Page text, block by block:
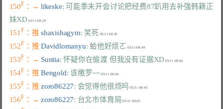
150F ：→ likeske: 可能季末开会讨论把经费87趴用去补强韩籍正
妹XD
05/11 08:29
151 F ：推 shaxishagym: 笑死
152F ：推 Davidlomanyu: 蛤他好烦ㄛ 05/11 08:49
153F ：→ Suntia: 怀疑你在偷渡 但我没有证据XD 05/11 09:06
154F ：推 Bengold: 该缴罗~~ 05/11 09:06
155F ：推 zoro86227: 会觉得他很烦吗 05/11 09:45
156F ：→ zoro86227: 台北市体育局 05/11 09:45